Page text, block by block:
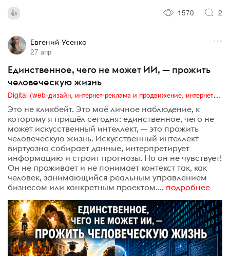
1570
2
Евгений Усенко
27 апр
Единственное, чего не может ИИ, — прожить
человеческую жизнь
Digital (web-дизайн, интернет-реклама и продвижение, интернет-сообщества и блоги, интернет-коммуникации, мобильный маркетинг, реклама на цифровых экранах)
Это не кликбейт. Это моё личное наблюдение, к
которому я пришёл сегодня: единственное, чего не
может искусственный интеллект, — это прожить
человеческую жизнь. Искусственный интеллект
виртуозно собирает данные, интерпретирует
информацию и строит прогнозы. Но он не чувствует!
Он не проживает и не понимает контекст так, как
человек, занимающийся реальным управлением
бизнесом или конкретным проектом.... подробнее